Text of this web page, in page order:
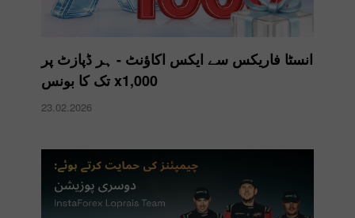
انسٹا فاریکس سے ایکس اکاؤنٹ - ہر ڈپازٹ پر
x1,000 تک کا بونس
23.02.2026